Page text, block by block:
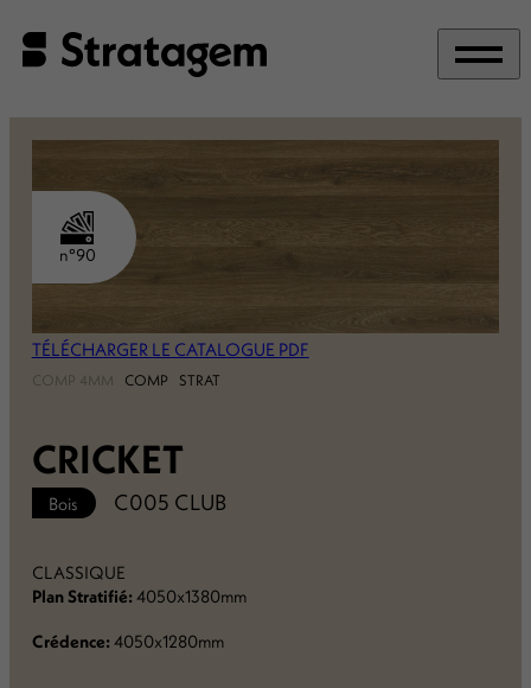
CRICKET
Bois C005 CLUB
CLASSIQUE
Plan Stratifié:4050x1380mm
Crédence:4050x1280mm
TÉLÉCHARGER LE CATALOGUE PDF
COMP 4MM COMP STRAT
n°90